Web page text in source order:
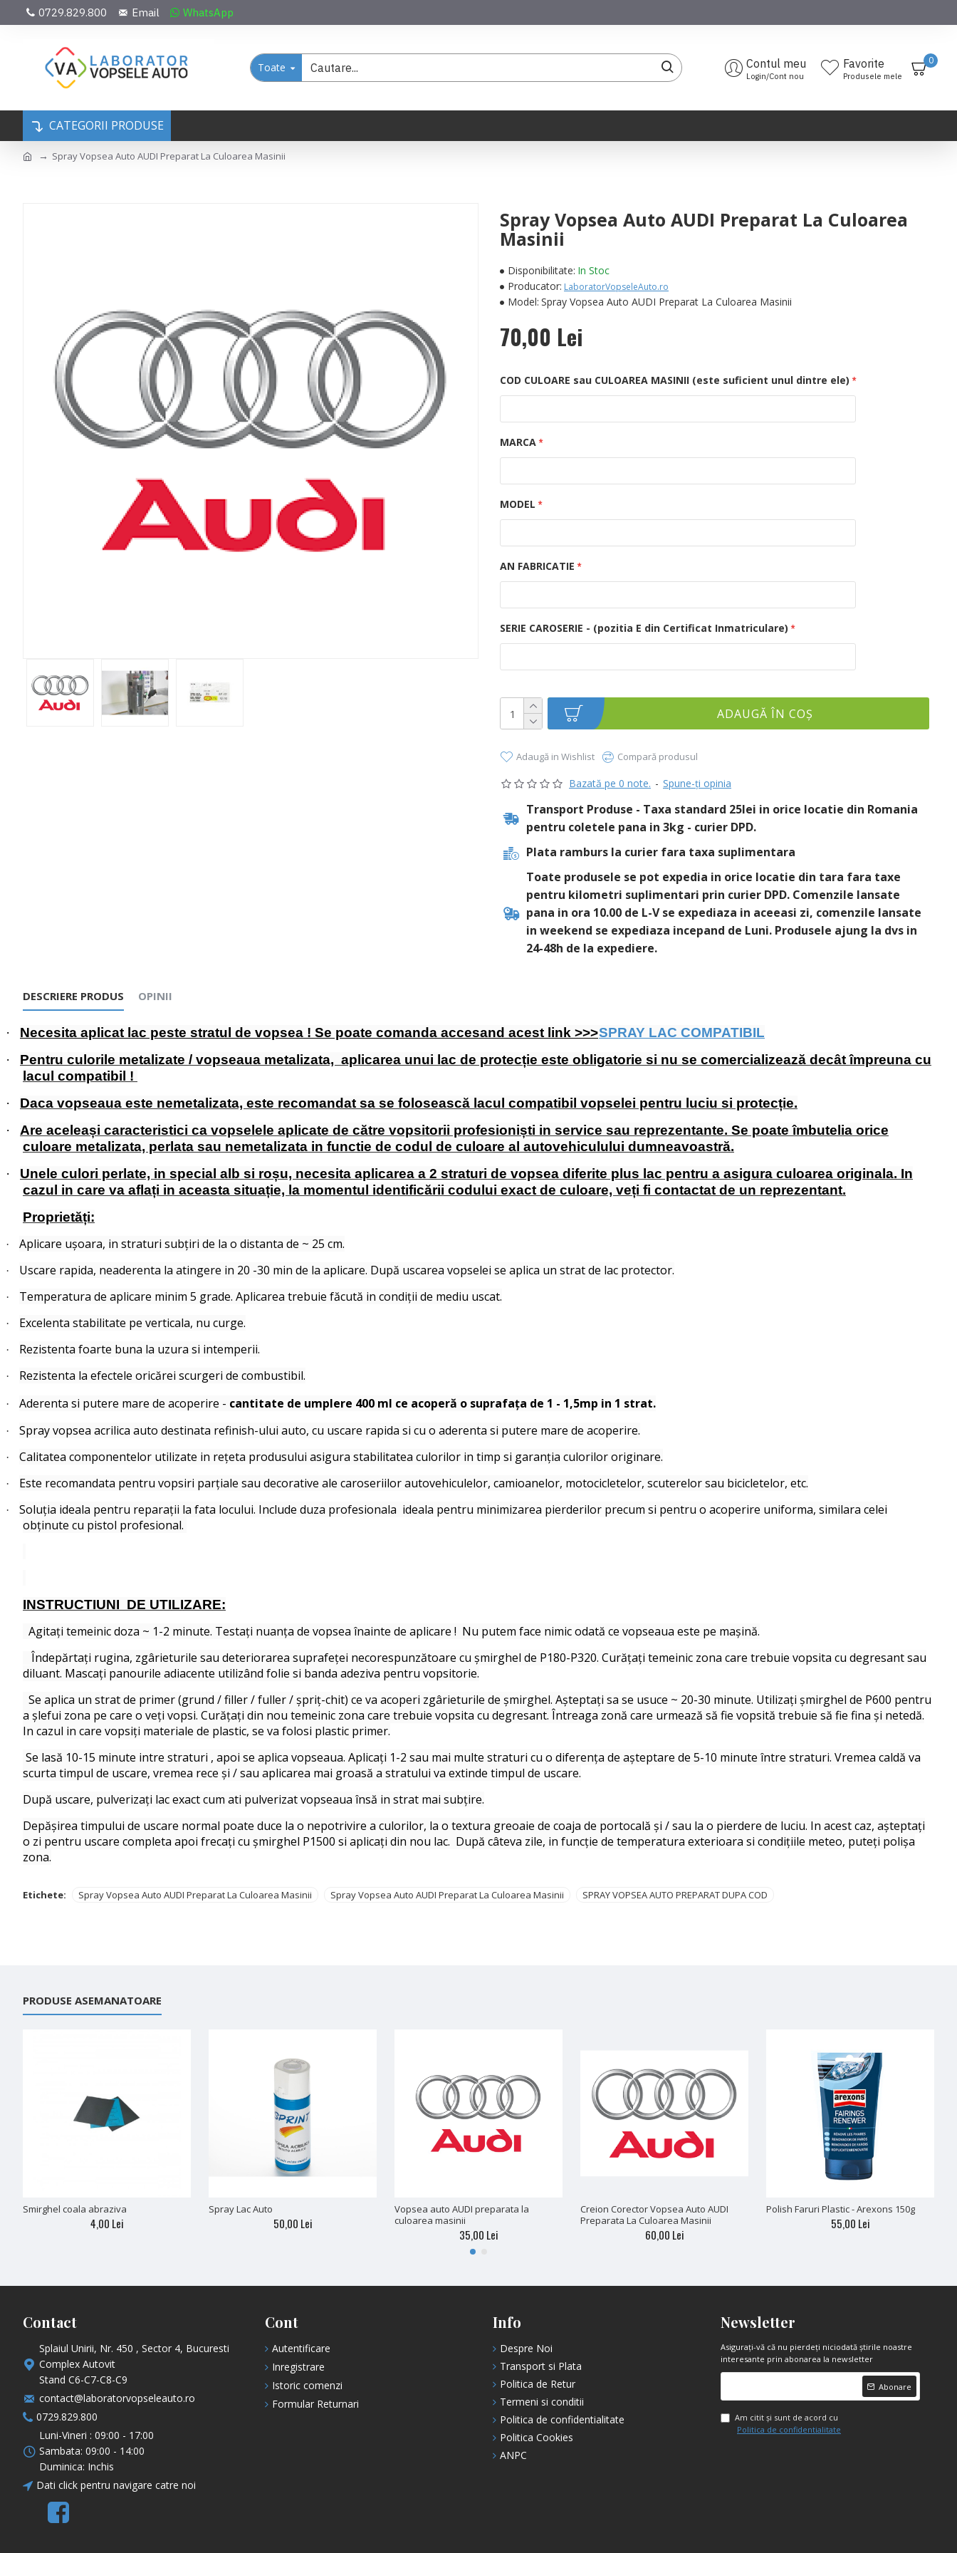
0729.829.800 Email WhatsApp
Toate Contul meu
Login/Cont nou
Favorite
Produsele mele
0
CATEGORII PRODUSE
Spray Vopsea Auto AUDI Preparat La Culoarea Masinii
Spray Vopsea Auto AUDI Preparat La Culoarea
Masinii
Disponibilitate: In Stoc
Producator: LaboratorVopseleAuto.ro
Model: Spray Vopsea Auto AUDI Preparat La Culoarea Masinii
Bazată pe 0 note. - Spune-ţi opinia
70,00 Lei
COD CULOARE sau CULOAREA MASINII (este suficient unul dintre ele)
MARCA
MODEL
AN FABRICATIE
SERIE CAROSERIE - (pozitia E din Certificat Inmatriculare)
ADAUGĂ ÎN COŞ
Adaugă in Wishlist Compară produsul
Transport Produse - Taxa standard 25lei in orice locatie din Romania
pentru coletele pana in 3kg - curier DPD.
Plata ramburs la curier fara taxa suplimentara
Toate produsele se pot expedia in orice locatie din tara fara taxe
pentru kilometri suplimentari prin curier DPD. Comenzile lansate
pana in ora 10.00 de L-V se expediaza in aceeasi zi, comenzile lansate
in weekend se expediaza incepand de Luni. Produsele ajung la dvs in
24-48h de la expediere.
DESCRIERE PRODUS OPINII
· Necesita aplicat lac peste stratul de vopsea ! Se poate comanda accesand acest link >>>SPRAY LAC COMPATIBIL
·
Pentru culorile metalizate / vopseaua metalizata, aplicarea unui lac de protecție este obligatorie si nu se comercializează decât împreuna cu
lacul compatibil !
·
Daca vopseaua este nemetalizata, este recomandat sa se folosească lacul compatibil vopselei pentru luciu si protecție.
·
Are aceleași caracteristici ca vopselele aplicate de către vopsitorii profesioniști in service sau reprezentante. Se poate îmbutelia orice
culoare metalizata, perlata sau nemetalizata in functie de codul de culoare al autovehiculului dumneavoastră.
·
Unele culori perlate, in special alb si roșu, necesita aplicarea a 2 straturi de vopsea diferite plus lac pentru a asigura culoarea originala. In
cazul in care va aflați in aceasta situație, la momentul identificării codului exact de culoare, veți fi contactat de un reprezentant.
Proprietăți:
· Aplicare ușoara, in straturi subțiri de la o distanta de ~ 25 cm.
· Uscare rapida, neaderenta la atingere in 20 -30 min de la aplicare. După uscarea vopselei se aplica un strat de lac protector.
· Temperatura de aplicare minim 5 grade. Aplicarea trebuie făcută in condiții de mediu uscat.
· Excelenta stabilitate pe verticala, nu curge.
· Rezistenta foarte buna la uzura si intemperii.
· Rezistenta la efectele oricărei scurgeri de combustibil.
· Aderenta si putere mare de acoperire - cantitate de umplere 400 ml ce acoperă o suprafața de 1 - 1,5mp in 1 strat.
· Spray vopsea acrilica auto destinata refinish-ului auto, cu uscare rapida si cu o aderenta si putere mare de acoperire.
· Calitatea componentelor utilizate in rețeta produsului asigura stabilitatea culorilor in timp si garanția culorilor originare.
· Este recomandata pentru vopsiri parțiale sau decorative ale caroseriilor autovehiculelor, camioanelor, motocicletelor, scuterelor sau bicicletelor, etc.
·
Soluția ideala pentru reparații la fata locului. Include duza profesionala ideala pentru minimizarea pierderilor precum si pentru o acoperire uniforma, similara celei
obținute cu pistol profesional.
INSTRUCTIUNI DE UTILIZARE:
Agitați temeinic doza ~ 1-2 minute. Testați nuanța de vopsea înainte de aplicare ! Nu putem face nimic odată ce vopseaua este pe mașină.
Îndepărtați rugina, zgârieturile sau deteriorarea suprafeței necorespunzătoare cu șmirghel de P180-P320. Curățați temeinic zona care trebuie vopsita cu degresant sau
diluant. Mascați panourile adiacente utilizând folie si banda adeziva pentru vopsitorie.
Se aplica un strat de primer (grund / filler / fuller / șpriț-chit) ce va acoperi zgârieturile de șmirghel. Așteptați sa se usuce ~ 20-30 minute. Utilizați șmirghel de P600 pentru
a șlefui zona pe care o veți vopsi. Curățați din nou temeinic zona care trebuie vopsita cu degresant. Întreaga zonă care urmează să fie vopsită trebuie să fie fina și netedă.
In cazul in care vopsiți materiale de plastic, se va folosi plastic primer.
Se lasă 10-15 minute intre straturi , apoi se aplica vopseaua. Aplicați 1-2 sau mai multe straturi cu o diferența de așteptare de 5-10 minute între straturi. Vremea caldă va
scurta timpul de uscare, vremea rece și / sau aplicarea mai groasă a stratului va extinde timpul de uscare.
După uscare, pulverizați lac exact cum ati pulverizat vopseaua însă in strat mai subțire.
Depășirea timpului de uscare normal poate duce la o nepotrivire a culorilor, la o textura greoaie de coaja de portocală și / sau la o pierdere de luciu. In acest caz, așteptați
o zi pentru uscare completa apoi frecați cu șmirghel P1500 si aplicați din nou lac. După câteva zile, in funcție de temperatura exterioara si condițiile meteo, puteți polișa
zona.
Etichete: Spray Vopsea Auto AUDI Preparat La Culoarea Masinii Spray Vopsea Auto AUDI Preparat La Culoarea Masinii SPRAY VOPSEA AUTO PREPARAT DUPA COD
PRODUSE ASEMANATOARE
Smirghel coala abraziva
4,00 Lei
Spray Lac Auto
50,00 Lei
Vopsea auto AUDI preparata la
culoarea masinii
35,00 Lei
Creion Corector Vopsea Auto AUDI
Preparata La Culoarea Masinii
60,00 Lei
Polish Faruri Plastic - Arexons 150g
55,00 Lei
Contact
Splaiul Unirii, Nr. 450 , Sector 4, Bucuresti
Complex Autovit
Stand C6-C7-C8-C9
contact@laboratorvopseleauto.ro
0729.829.800
Luni-Vineri : 09:00 - 17:00
Sambata: 09:00 - 14:00
Duminica: Inchis
Dati click pentru navigare catre noi
Cont
Autentificare
Inregistrare
Istoric comenzi
Formular Returnari
Info
Despre Noi
Transport si Plata
Politica de Retur
Termeni si conditii
Politica de confidentialitate
Politica Cookies
ANPC
Newsletter
Asigurați-vă că nu pierdeți niciodată știrile noastre
interesante prin abonarea la newsletter
Abonare
Am citit şi sunt de acord cu
Politica de confidentialitate